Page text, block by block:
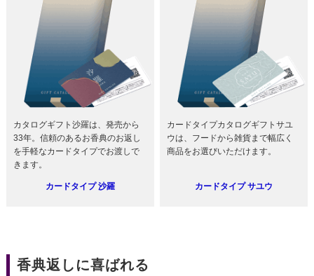
カタログギフト沙羅は、発売から
33年。信頼のあるお香典のお返し
を手軽なカードタイプでお渡しで
きます。
カードタイプ 沙羅
カードタイプカタログギフトサユ
ウは、フードから雑貨まで幅広く
商品をお選びいただけます。
カードタイプ サユウ
香典返しに喜ばれる